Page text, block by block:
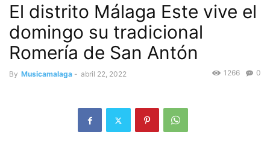
El distrito Málaga Este vive el
domingo su tradicional
Romería de San Antón
By Musicamalaga - abril 22, 2022 0
1266